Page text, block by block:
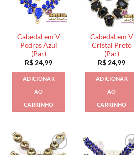
Cabedal em V
Pedras Azul
(Par)
R$24,99
ADICIONAR
AO
CARRINHO
Cabedal em V
Cristal Preto
(Par)
R$24,99
ADICIONAR
AO
CARRINHO